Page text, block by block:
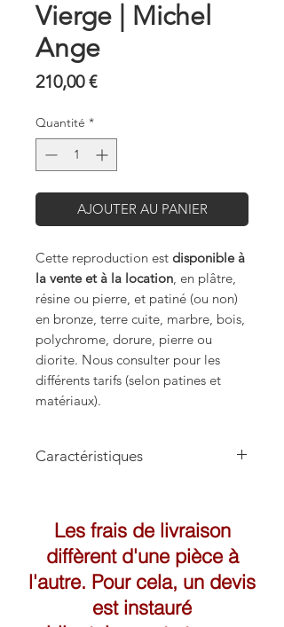
Vierge | Michel
Ange
210,00 €Prix
Quantité *
AJOUTER AU PANIER
Cette reproduction est disponible à
la vente et à la location, en plâtre,
résine ou pierre, et patiné (ou non)
en bronze, terre cuite, marbre, bois,
polychrome, dorure, pierre ou
diorite. Nous consulter pour les
différents tarifs (selon patines et
matériaux).
Caractéristiques
Les frais de livraison
diffèrent d'une pièce à
l'autre. Pour cela, un devis
est instauré